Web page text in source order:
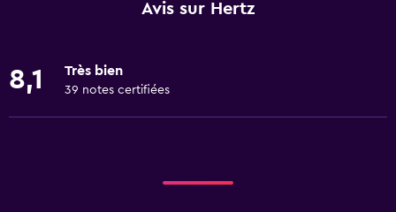
Avis sur Hertz
8,1 Très bien
39 notes certifiées